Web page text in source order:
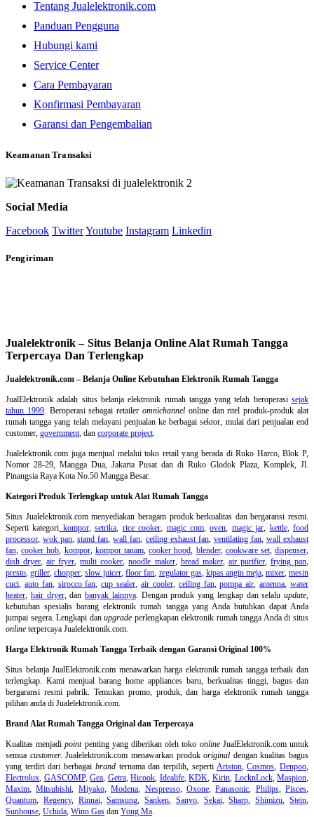
Tentang Jualelektronik.com
Panduan Pengguna
Hubungi kami
Service Center
Cara Pembayaran
Konfirmasi Pembayaran
Garansi dan Pengembalian
Keamanan Transaksi
Social Media
Facebook TwitterYoutube Instagram Linkedin
Pengiriman
Jualelektronik – Situs Belanja Online Alat Rumah Tangga
Terpercaya Dan Terlengkap
Jualelektronik.com – Belanja Online Kebutuhan Elektronik Rumah Tangga
JualElektronik adalah situs belanja elektronik rumah tanggayang telah beroperasisejak
tahun 1999. Beroperasi sebagai retaileromnichannel online dan ritel produk-produk alat
rumah tangga yang telah melayani penjualan ke berbagai sektor, mulai dari penjualan end
customer, government, dan corporate project.
Jualelektronik.com juga menjual melalui toko retail yang berada di Ruko Harco, Blok P,
Nomor 28-29, Mangga Dua, Jakarta Pusat dan di Ruko Glodok Plaza, Komplek, Jl.
Pinangsia Raya Kota No.50 Mangga Besar.
Kategori Produk Terlengkap untuk Alat Rumah Tangga
Situs Jualelektronik.com menyediakan beragam produk berkualitas dan bergaransi resmi.
Seperti kategori kompor,setrika, rice cooker, magic com,oven, magic jar, kettle,food
processor,wok pan,stand fan,wall fan, ceiling exhaust fan, ventilating fan, wall exhaust
fan,cooker hob, kompor, kompor tanam,cooker hood, blender, cookware set,dispenser,
dish dryer,air fryer,multi cooker,noodle maker, bread maker, air purifier, frying pan,
presto,griller,chopper,slow juicer,floor fan, regulator gas, kipas angin meja, mixer,mesin
cuci, auto fan, sirocco fan,cup sealer,air cooler, ceiling fan,pompa air,antenna,water
heater, hair dryer, dan banyak lainnya. Dengan produk yang lengkap dan selalu update,
kebutuhan spesialis barang elektronik rumah tangga yang Anda butuhkan dapat Anda
jumpai segera. Lengkapi danupgrade perlengkapan elektronik rumah tangga Anda di situs
online terpercaya Jualelektronik.com.
Harga Elektronik Rumah Tangga Terbaik dengan Garansi Original 100%
Situs belanjaJualElektronik.com menawarkan harga elektronik rumah tangga terbaik dan
terlengkap. Kami menjual barang home appliances baru, berkualitas tinggi, bagus dan
bergaransi resmi pabrik. Temukan promo, produk, dan harga elektronik rumah tangga
pilihan anda di Jualelektronik.com.
Brand Alat Rumah Tangga Original dan Terpercaya
Kualitas menjadipointpenting yang diberikan oleh toko onlineJualElektronik.com untuk
semua customer. Jualelektronik.com menawarkan produkoriginal dengan kualitas bagus
yang terdiri dari berbagai brandternama dan terpilih, seperti Ariston,Cosmos,Denpoo,
Electrolux, GASCOMP,Gea, Getra,Hicook, Idealife,KDK, Kirin, LocknLock,Maspion,
Maxim,Mitsubishi, Miyako,Modena, Nespresso, Oxone,Panasonic, Philips, Pisces,
Quantum, Regency, Rinnai,Samsung,Sanken, Sanyo, Sekai,Sharp,Shimizu,Stein,
Sunhouse, Uchida, Winn Gas dan Yong Ma.